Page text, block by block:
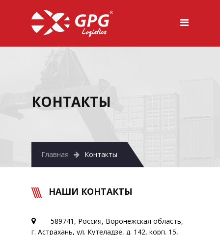
КОНТАКТЫ
Главная Контакты
НАШИ КОНТАКТЫ
589741, Россия, Воронежская область,
г. Астрахань, ул. Кутеладзе, д. 142, корп. 15,